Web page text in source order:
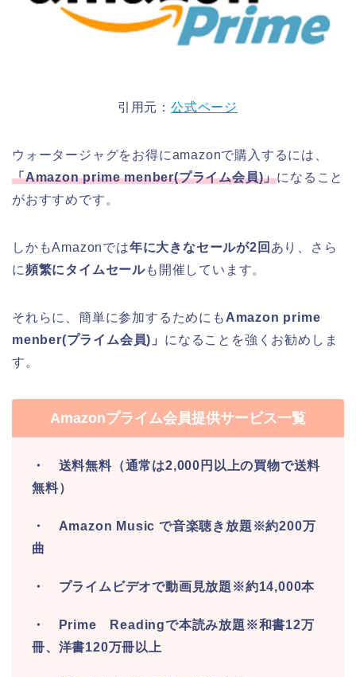
引用元：公式ページ
ウォータージャグをお得にamazonで購入するには、
「Amazon prime menber(プライム会員)」になること
がおすすめです。
しかもAmazonでは年に大きなセールが2回 あり、さら
に頻繁にタイムセールも開催しています。
それらに、簡単に参加するためにも Amazon prime
menber(プライム会員)」 になることを強くお勧めしま
す。
Amazonプライム会員提供サービス一覧
・ 送料無料（通常は2,000円以上の買物で送料
無料）
・ Amazon Music で音楽聴き放題※約200万
曲
・ プライムビデオで動画見放題※約14,000本
・ Prime Readingで本読み放題※和書12万
冊、洋書120万冊以上